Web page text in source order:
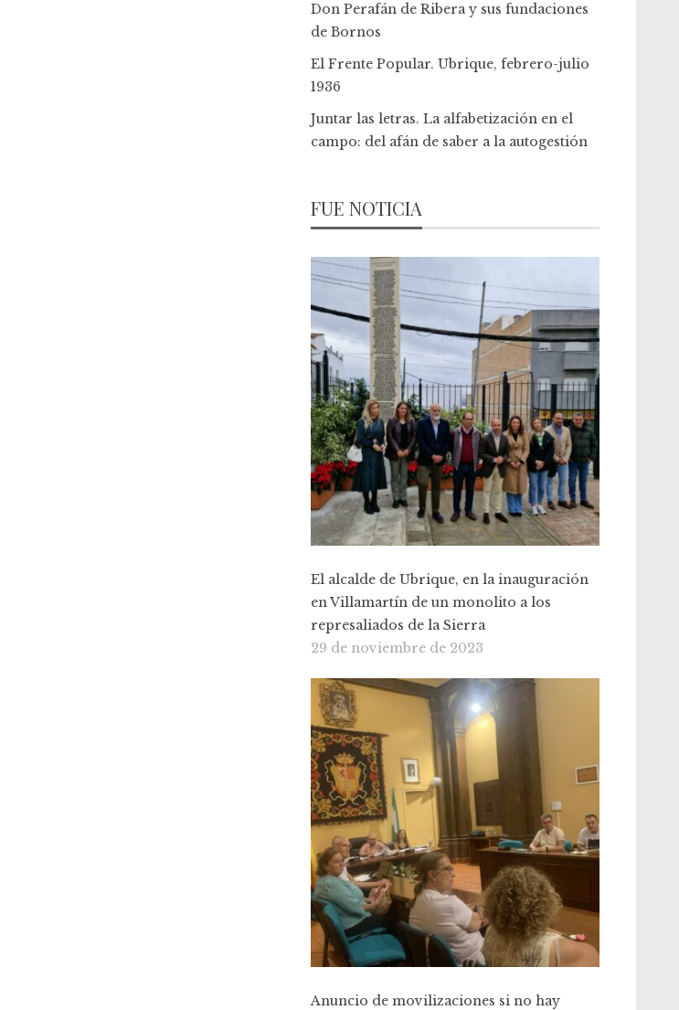
Don Perafán de Ribera y sus fundaciones
de Bornos
El Frente Popular. Ubrique, febrero-julio
1936
Juntar las letras. La alfabetización en el
campo: del afán de saber a la autogestión
FUE NOTICIA
El alcalde de Ubrique, en la inauguración
en Villamartín de un monolito a los
represaliados de la Sierra
29 de noviembre de 2023
Anuncio de movilizaciones si no hay